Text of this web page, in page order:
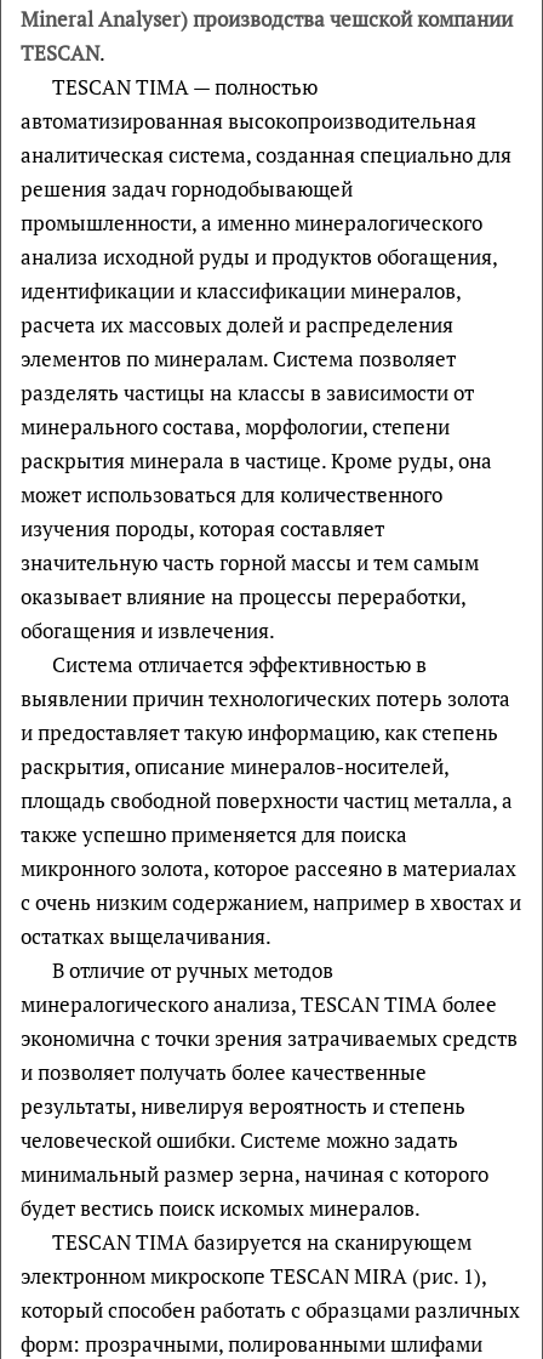
Mineral Analyser) производства чешской компании
TESCAN.
TESCAN TIMA — полностью
автоматизированная высокопроизводительная
аналитическая система, созданная специально для
решения задач горнодобывающей
промышленности, а именно минералогического
анализа исходной руды и продуктов обогащения,
идентификации и классификации минералов,
расчета их массовых долей и распределения
элементов по минералам. Система позволяет
разделять частицы на классы в зависимости от
минерального состава, морфологии, степени
раскрытия минерала в частице. Кроме руды, она
может использоваться для количественного
изучения породы, которая составляет
значительную часть горной массы и тем самым
оказывает влияние на процессы переработки,
обогащения и извлечения.
Система отличается эффективностью в
выявлении причин технологических потерь золота
и предоставляет такую информацию, как степень
раскрытия, описание минералов-носителей,
площадь свободной поверхности частиц металла, а
также успешно применяется для поиска
микронного золота, которое рассеяно в материалах
с очень низким содержанием, например в хвостах и
остатках выщелачивания.
В отличие от ручных методов
минералогического анализа, TESCAN TIMA более
экономична с точки зрения затрачиваемых средств
и позволяет получать более качественные
результаты, нивелируя вероятность и степень
человеческой ошибки. Системе можно задать
минимальный размер зерна, начиная с которого
будет вестись поиск искомых минералов.
TESCAN TIMA базируется на сканирующем
электронном микроскопе TESCAN MIRA (рис. 1),
который способен работать с образцами различных
форм: прозрачными, полированными шлифами